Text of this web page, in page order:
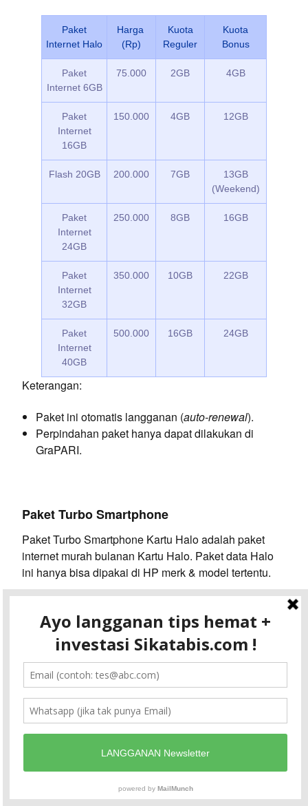
Paket
Internet Halo
Harga
(Rp)
Kuota
Reguler
Kuota
Bonus
Paket
Internet 6GB
75.000 2GB 4GB
Paket
Internet
16GB
150.000 4GB 12GB
Flash 20GB 200.000 7GB
13GB
(Weekend)
Paket
Internet
24GB
250.000 8GB 16GB
Paket
Internet
32GB
350.000 10GB 22GB
Paket
Internet
40GB
500.000 16GB 24GB
Keterangan:
Paket ini otomatis langganan (auto-renewal).
Perpindahan paket hanya dapat dilakukan di
GraPARI.
Paket Turbo Smartphone
Paket Turbo Smartphone Kartu Halo adalah paket
internet murah bulanan Kartu Halo. Paket data Halo
ini hanya bisa dipakai di HP merk & model tertentu.
Internet
Kartu Halo
(Rp)
Reguler
Cara Daftar
Paket Kartu
Halo
Smartphone
10GB
Keterangan:
Hanya bisa diaktifkan 1 kali sebulan, maksimal 3
kali.
Daftar HP yang bisa pakai Paket Turbo
Smartphone 10GB: